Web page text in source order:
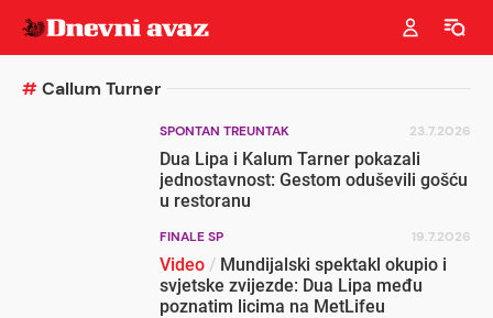
#Callum Turner
SPONTAN TREUNTAK 23.7.2026
Dua Lipa i Kalum Tarner pokazali
jednostavnost: Gestom oduševili gošću
u restoranu
FINALE SP 19.7.2026
Video / Mundijalski spektakl okupio i
svjetske zvijezde: Dua Lipa među
poznatim licima na MetLifeu